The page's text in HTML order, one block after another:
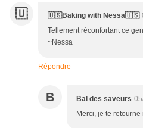
🇺 🇺🇸Baking with Nessa🇺🇸
Tellement réconfortant ce
~Nessa
Répondre
B Bal des saveurs
Merci, je te